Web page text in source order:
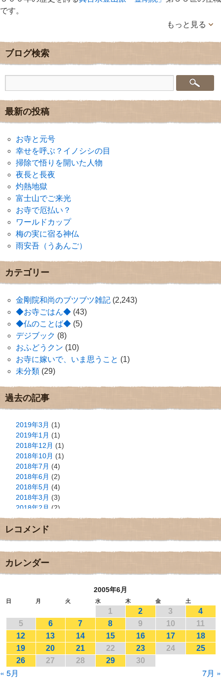
です。
もっと見る
ブログ検索
最新の投稿
お寺と元号
幸せを呼ぶ？イノシシの目
掃除で悟りを開いた人物
夜長と長夜
灼熱地獄
富士山でご来光
お寺で厄払い？
ワールドカップ
梅の実に宿る神仏
雨安吾（うあんご）
カテゴリー
金剛院和尚のブツブツ雑記 (2,243)
◆お寺ごはん◆ (43)
◆仏のことば◆ (5)
デジブック (8)
おふどうクン (10)
お寺に嫁いで、いま思うこと (1)
未分類 (29)
過去の記事
2019年3月 (1)
2019年1月 (1)
2018年12月 (1)
2018年10月 (1)
2018年7月 (4)
2018年6月 (2)
2018年5月 (4)
2018年3月 (3)
2018年2月 (2)
2018年1月(2)
2017年12月
2017年11月(3)
2017年9月
2017年8月
2017年5月
2017年3月(1)
2017年2月(1)
2017年1月(2)
2016年12月(4)
2016年11月
2016年10月
レコメンド
カレンダー
2005年6月
日 月 火 水 木 金 土
1 2 3
4
5
6 7 8 9 10
11
12
13 14 15 16 17
18
19
20 21 22 23 24
25
26
27 28 29 30
« 5月 7月 »